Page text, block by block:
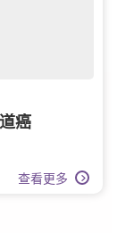
癌
查看更多